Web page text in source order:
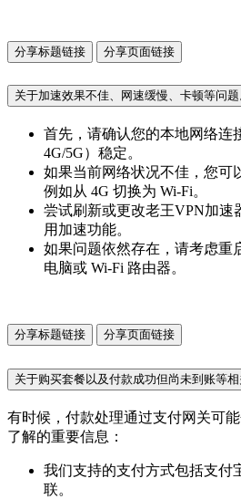
分享标题链接 分享页面链接
关于加速效果不佳、网速缓慢、卡顿等问题
首先，请确认您的本地网络连
4G/5G）稳定。
如果当前网络状况不佳，您可
例如从 4G 切换为 Wi-Fi。
尝试刷新或更改老王VPN加速
用加速功能。
如果问题依然存在，请考虑重
电脑或 Wi-Fi 路由器。
分享标题链接 分享页面链接
关于购买套餐以及付款成功但尚未到账等相
有时候，付款处理通过支付网关可
了解的重要信息：
我们支持的支付方式包括支付
联。